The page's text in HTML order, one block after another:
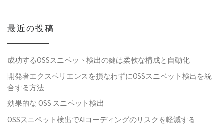
最近の投稿
成功するOSSスニペット検出の鍵は柔軟な構成と自動化
開発者エクスペリエンスを損なわずにOSSスニペット検出を統
合する方法
効果的な OSS スニペット検出
OSSスニペット検出でAIコーディングのリスクを軽減する